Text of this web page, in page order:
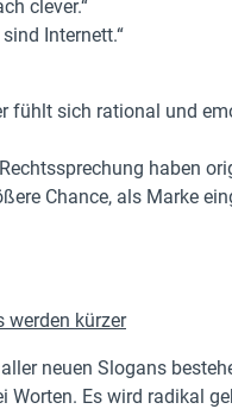
clever.“
sind Internett.“
fühlt sich rational und
haben
Chance, als Marke
werden kürzer
neuen Slogans
Worten. Es wird radikal